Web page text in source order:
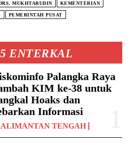
ENTERKAL
Palangka Raya
KIM ke-38 untuk
Hoaks dan
Informasi
TENGAH
MUKHTARUDIN KEMENTERIAN
PEMERINTAH PUSAT